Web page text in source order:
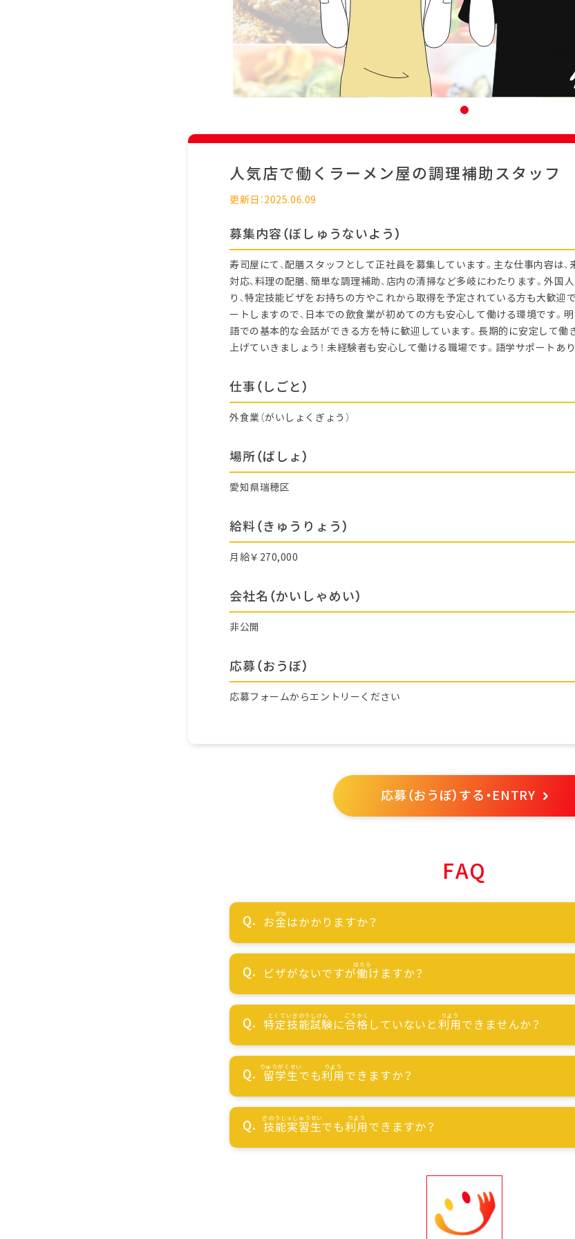
人気店で働くラーメン屋の調理補助スタッフ
更新日：2025.06.09
募集内容（ぼしゅうないよう）
寿司屋にて、配膳スタッフとして正社員を募集しています。主な仕事内容は
対応、料理の配膳、簡単な調理補助、店内の清掃など多岐にわたります。外国
り、特定技能ビザをお持ちの方やこれから取得を予定されている方も大歓迎
ートしますので、日本での飲食業が初めての方も安心して働ける環境です。
語での基本的な会話ができる方を特に歓迎しています。長期的に安定して働
上げていきましょう！ 未経験者も安心して働ける職場です。語学サポートあり
仕事（しごと）
外食業（がいしょくぎょう）
場所（ばしょ）
愛知県瑞穂区
給料（きゅうりょう）
月給￥270,000
会社名（かいしゃめい）
非公開
応募（おうぼ）
応募フォームからエントリーください
応募（おうぼ）する・ENTRY
FAQ
お金はかかりますか？
ビザがないですが働けますか？
特定技能試験に合格 していないと利用できませんか？
留学生でも利用できますか？
技能実習生でも利用できますか？